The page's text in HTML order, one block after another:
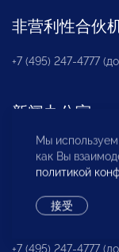
非营利性合伙
+7 (495) 247-4777
新闻办公室
+7 (495) 247 4777
pressa@opora.ru
国际部
+7 (495) 247-4777
Мы
как Вы
политикой
接受